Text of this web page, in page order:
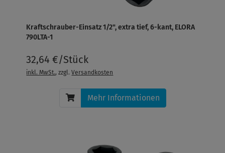
Kraftschrauber-Einsatz 1/2", extra tief, 6-kant, ELORA
790LTA-1
32,64 €/Stück
inkl. MwSt., zzgl.Versandkosten
Mehr Informationen